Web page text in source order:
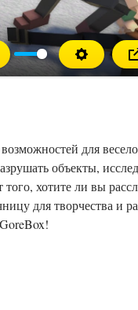
для
объекты,
хотите ли вы
для творчества и